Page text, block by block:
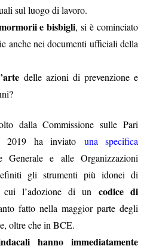
sul luogo di lavoro.
e bisbigli, si è cominciato
anche nei documenti ufficiali della
delle azioni di prevenzione e
dalla Commissione sulle Pari
2019 ha inviato una specifica
Generale e alle Organizzazioni
gli strumenti più idonei di
cui l’adozione di un codice di
fatto nella maggior parte degli
oltre che in BCE.
hanno immediatamente